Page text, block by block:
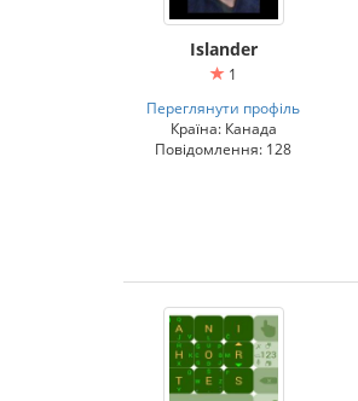
Islander
1
Переглянути профіль
Країна: Канада
Повідомлення: 128